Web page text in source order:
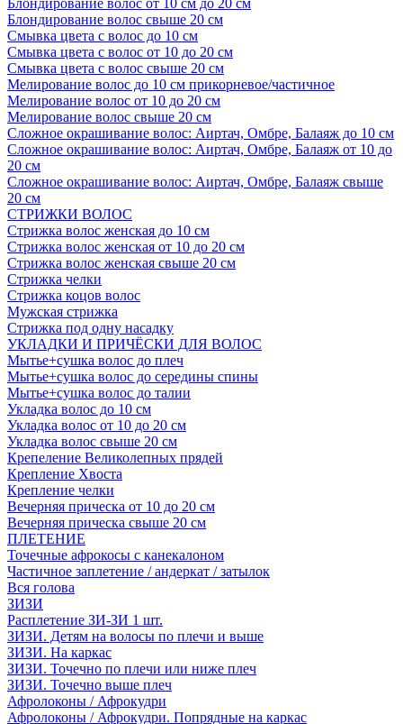
Блондирование волос от 10 см до 20 см
Блондирование волос свыше 20 см
Смывка цвета с волос до 10 см
Смывка цвета с волос от 10 до 20 см
Смывка цвета с волос свыше 20 см
Мелирование волос до 10 см прикорневое/частичное
Мелирование волос от 10 до 20 см
Мелирование волос свыше 20 см
Сложное окрашивание волос: Аиртач, Омбре, Балаяж до 10 см
Сложное окрашивание волос: Аиртач, Омбре, Балаяж от 10 до
20 см
Сложное окрашивание волос: Аиртач, Омбре, Балаяж свыше
20 см
СТРИЖКИ ВОЛОС
Стрижка волос женская до 10 см
Стрижка волос женская от 10 до 20 см
Стрижка волос женская свыше 20 см
Стрижка челки
Стрижка коцов волос
Мужская стрижка
Стрижка под одну насадку
УКЛАДКИ И ПРИЧЁСКИ ДЛЯ ВОЛОС
Мытье+сушка волос до плеч
Мытье+сушка волос до середины спины
Мытье+сушка волос до талии
Укладка волос до 10 см
Укладка волос от 10 до 20 см
Укладка волос свыше 20 см
Крепеление Великолепных прядей
Крепление Хвоста
Крепление челки
Вечерняя прическа от 10 до 20 см
Вечерняя прическа свыше 20 см
ПЛЕТЕНИЕ
Точечные афрокосы с канекалоном
Частичное заплетение / андеркат / затылок
Вся голова
ЗИЗИ
Расплетение ЗИ-ЗИ 1 шт.
ЗИЗИ. Детям на волосы по плечи и выше
ЗИЗИ. На каркас
ЗИЗИ. Точечно по плечи или ниже плеч
ЗИЗИ. Точечно выше плеч
Афролоконы / Афрокудри
Афролоконы / Афрокудри. Попрядные на каркас